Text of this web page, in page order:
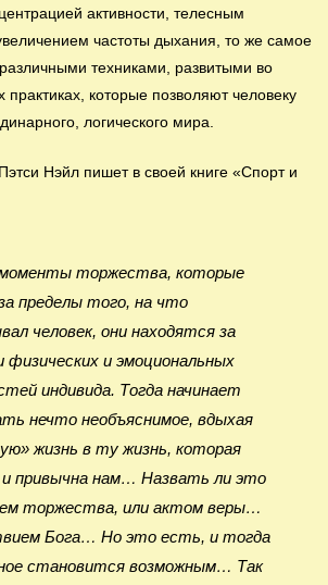
активности, телесным
частоты дыхания, то же самое
техниками, развитыми во
практиках, которые позволяют человеку
логического мира.
Нэйл пишет в своей книге «Спорт и
торжества, которые
пределы того, на что
человек, они находятся за
физических и эмоциональных
индивида. Тогда начинает
нечто необъяснимое, вдыхая
жизнь в ту жизнь, которая
и привычна нам… Назвать ли это
торжества, или актом веры…
Бога… Но это есть, и тогда
становится возможным… Так